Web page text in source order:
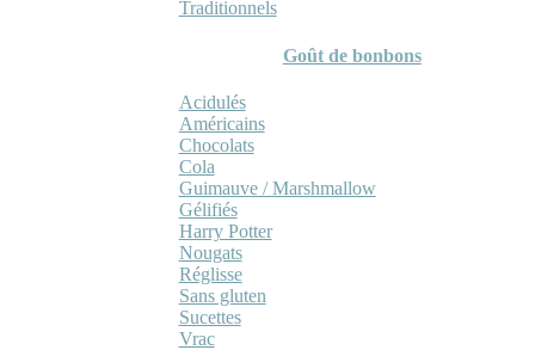
Traditionnels
Goût de bonbons
Acidulés
Américains
Chocolats
Cola
Guimauve / Marshmallow
Gélifiés
Harry Potter
Nougats
Réglisse
Sans gluten
Sucettes
Vrac